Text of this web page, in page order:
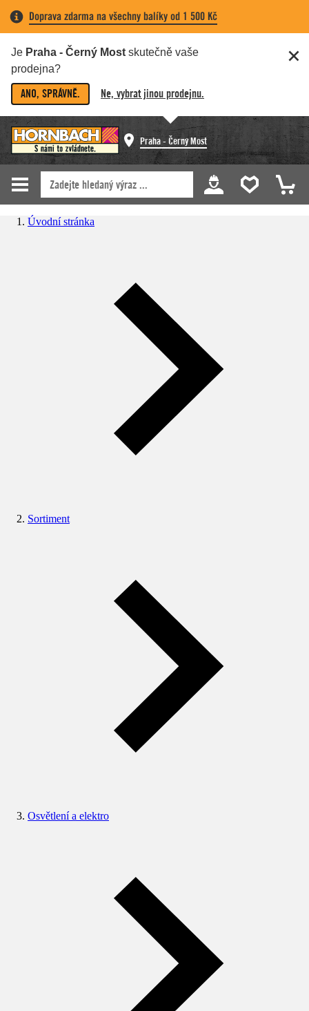
Doprava zdarma na všechny balíky od 1 500 Kč
Je Praha - Černý Most skutečně vaše
prodejna?
ANO, SPRÁVNĚ. Ne, vybrat jinou prodejnu.
Praha - Černý Most
Úvodní stránka
Sortiment
Osvětlení a elektro